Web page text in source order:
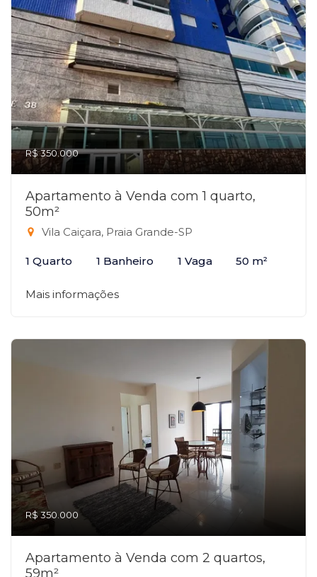
R$ 350.000
Apartamento à Venda com 1 quarto,
50m²
Vila Caiçara, Praia Grande-SP
1 Quarto 1 Banheiro 1 Vaga 50 m²
Mais informações
R$ 350.000
Apartamento à Venda com 2 quartos,
59m²